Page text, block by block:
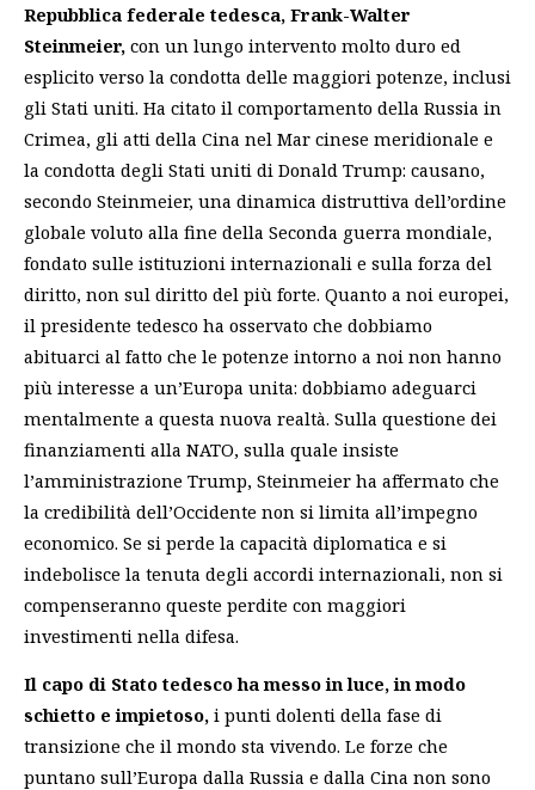
Repubblica federale tedesca, Frank-Walter
Steinmeier, con un lungo intervento molto duro ed
esplicito verso la condotta delle maggiori potenze, inclusi
gli Stati uniti. Ha citato il comportamento della Russia in
Crimea, gli atti della Cina nel Mar cinese meridionale e
la condotta degli Stati uniti di Donald Trump: causano,
secondo Steinmeier, una dinamica distruttiva dell’ordine
globale voluto alla fine della Seconda guerra mondiale,
fondato sulle istituzioni internazionali e sulla forza del
diritto, non sul diritto del più forte. Quanto a noi europei,
il presidente tedesco ha osservato che dobbiamo
abituarci al fatto che le potenze intorno a noi non hanno
più interesse a un’Europa unita: dobbiamo adeguarci
mentalmente a questa nuova realtà. Sulla questione dei
finanziamenti alla NATO, sulla quale insiste
l’amministrazione Trump, Steinmeier ha affermato che
la credibilità dell’Occidente non si limita all’impegno
economico. Se si perde la capacità diplomatica e si
indebolisce la tenuta degli accordi internazionali, non si
compenseranno queste perdite con maggiori
investimenti nella difesa.
Il capo di Stato tedesco ha messo in luce, in modo
schietto e impietoso, i punti dolenti della fase di
transizione che il mondo sta vivendo. Le forze che
puntano sull’Europa dalla Russia e dalla Cina non sono